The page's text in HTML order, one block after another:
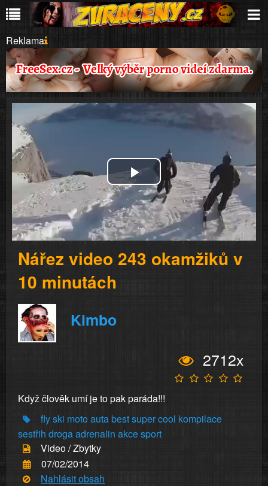
Reklama
Play
Video
Nářez video 243 okamžiků v
10 minutách
Kimbo
2712x
Když člověk umí je to pak paráda!!!
flyski motoautabestsupercool kompilace
sestřih drogaadrenalin akcesport
Video / Zbytky
07/02/2014
Nahlásit obsah